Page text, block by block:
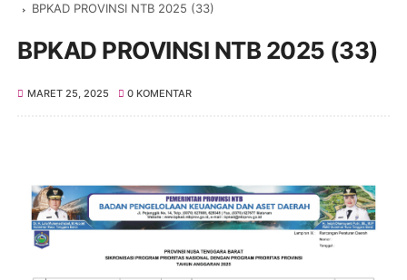
BPKAD PROVINSI NTB 2025 (33)
BPKAD PROVINSI NTB 2025 (33)
MARET 25, 2025 0 KOMENTAR